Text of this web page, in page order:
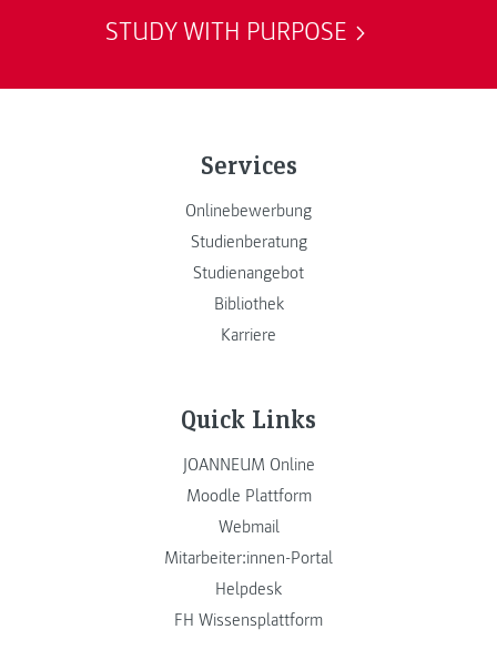
STUDY WITH PURPOSE
Services
Onlinebewerbung
Studienberatung
Studienangebot
Bibliothek
Karriere
Quick Links
JOANNEUM Online
Moodle Plattform
Webmail
Mitarbeiter:innen-Portal
Helpdesk
FH Wissensplattform